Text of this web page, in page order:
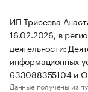
ИП Трисеева
16.02.2026, в
деятельности:
информационных
633088355104 и
Данные получены из